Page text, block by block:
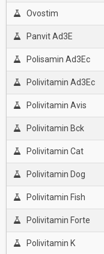
Ovostim
Panvit Ad3E
Polisamin Ad3Ec
Polivitamin Ad3Ec
Polivitamin Avis
Polivitamin Bck
Polivitamin Cat
Polivitamin Dog
Polivitamin Fish
Polivitamin Forte
Polivitamin K